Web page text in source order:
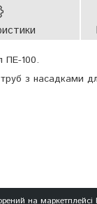
ПЕ-100.
з насадками
на маркетплейсі